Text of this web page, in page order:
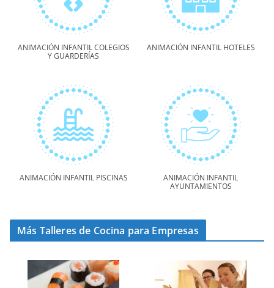
ANIMACIÓN INFANTIL COLEGIOS
Y GUARDERÍAS
ANIMACIÓN INFANTIL HOTELES
ANIMACIÓN INFANTIL PISCINAS
ANIMACIÓN INFANTIL
AYUNTAMIENTOS
Más Talleres de Cocina para Empresas